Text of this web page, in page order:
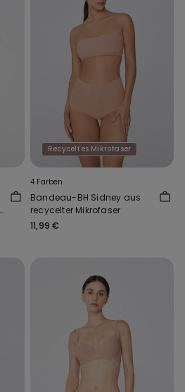
Recyceltes Mikrofaser
4 Farben
Bandeau-BH Sidney aus
recycelter Mikrofaser
11,99 €